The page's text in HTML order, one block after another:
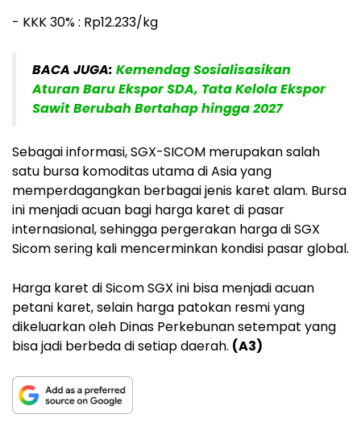
- KKK 30% : Rp12.233/kg
BACA JUGA: Kemendag Sosialisasikan
Aturan Baru Ekspor SDA, Tata Kelola Ekspor
Sawit Berubah Bertahap hingga 2027
Sebagai informasi, SGX-SICOM merupakan salah
satu bursa komoditas utama di Asia yang
memperdagangkan berbagai jenis karet alam. Bursa
ini menjadi acuan bagi harga karet di pasar
internasional, sehingga pergerakan harga di SGX
Sicom sering kali mencerminkan kondisi pasar global.
Harga karet di Sicom SGX ini bisa menjadi acuan
petani karet, selain harga patokan resmi yang
dikeluarkan oleh Dinas Perkebunan setempat yang
bisa jadi berbeda di setiap daerah. (A3)